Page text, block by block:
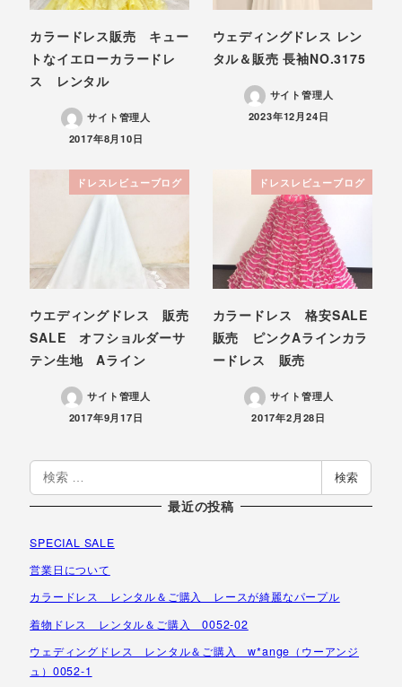
カラードレス販売 キュー
トなイエローカラードレ
ス レンタル
サイト管理人
投稿日
2017年8月10日
ウェディングドレス レン
タル＆販売 長袖NO.3175
サイト管理人
投稿日
2023年12月24日
ドレスレビューブログ
ウエディングドレス 販売
SALE オフショルダーサ
テン生地 Aライン
サイト管理人
投稿日
2017年9月17日
ドレスレビューブログ
カラードレス 格安SALE
販売 ピンクAラインカラ
ードレス 販売
サイト管理人
投稿日
2017年2月28日
検
索
検索
最近の投稿
SPECIAL SALE
営業日について
カラードレス レンタル＆ご購入 レースが綺麗なパープル
着物ドレス レンタル＆ご購入 0052-02
ウェディングドレス レンタル＆ご購入 w*ange（ウーアンジ
ュ）0052-1